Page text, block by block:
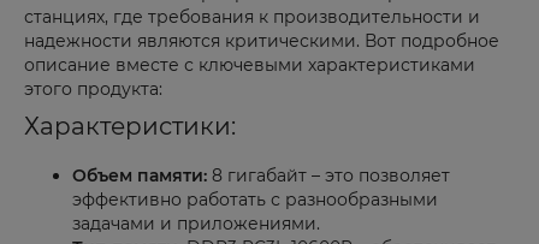
станциях, где требования к производительности и
надежности являются критическими. Вот подробное
описание вместе с ключевыми характеристиками
этого продукта:
Характеристики:
Объем памяти: 8 гигабайт – это позволяет
эффективно работать с разнообразными
задачами и приложениями.